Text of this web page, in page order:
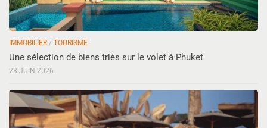
IMMOBILIER / TOURISME
Une sélection de biens triés sur le volet à Phuket
23 JUIN 2026